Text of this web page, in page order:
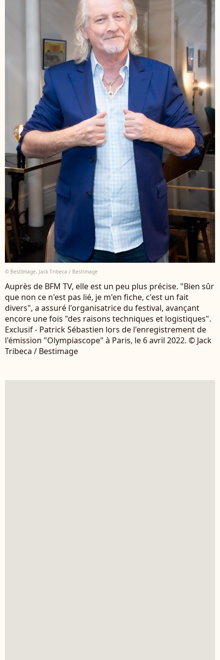
© BestImage, Jack Tribeca / Bestimage
Auprès de BFM TV, elle est un peu plus précise. "Bien sûr
que non ce n'est pas lié, je m'en fiche, c'est un fait
divers", a assuré l'organisatrice du festival, avançant
encore une fois "des raisons techniques et logistiques".
Exclusif - Patrick Sébastien lors de l'enregistrement de
l'émission "Olympiascope" à Paris, le 6 avril 2022. © Jack
Tribeca / Bestimage